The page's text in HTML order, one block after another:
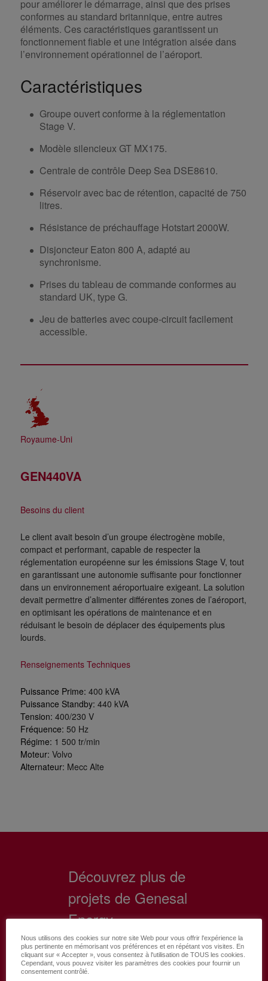
pour améliorer le démarrage, ainsi que des prises
conformes au standard britannique, entre autres
éléments. Ces caractéristiques garantissent un
fonctionnement fiable et une intégration aisée dans
l’environnement opérationnel de l’aéroport.
Caractéristiques
Groupe ouvert conforme à la réglementation
Stage V.
Modèle silencieux GT MX175.
Centrale de contrôle Deep Sea DSE8610.
Réservoir avec bac de rétention, capacité de 750
litres.
Résistance de préchauffage Hotstart 2000W.
Disjoncteur Eaton 800 A, adapté au
synchronisme.
Prises du tableau de commande conformes au
standard UK, type G.
Jeu de batteries avec coupe-circuit facilement
accessible.
Royaume-Uni
GEN440VA
Besoins du client
Le client avait besoin d’un groupe électrogène mobile,
compact et performant, capable de respecter la
réglementation européenne sur les émissions Stage V, tout
en garantissant une autonomie suffisante pour fonctionner
dans un environnement aéroportuaire exigeant. La solution
devait permettre d’alimenter différentes zones de l’aéroport,
en optimisant les opérations de maintenance et en
réduisant le besoin de déplacer des équipements plus
lourds.
Renseignements Techniques
Puissance Prime: 400 kVA
Puissance Standby: 440 kVA
Tension: 400/230 V
Fréquence: 50 Hz
Régime: 1 500 tr/min
Moteur: Volvo
Alternateur: Mecc Alte
Découvrez plus de
projets de Genesal
Energy
Voir tous les projets
Nous utilisons des cookies sur notre site Web pour vous offrir l'expérience la
plus pertinente en mémorisant vos préférences et en répétant vos visites. En
cliquant sur « Accepter », vous consentez à l'utilisation de TOUS les cookies.
Cependant, vous pouvez visiter les paramètres des cookies pour fournir un
consentement contrôlé.